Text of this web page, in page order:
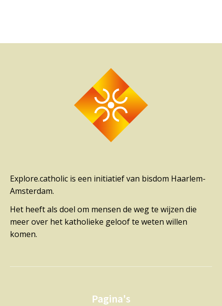
Explore.catholic is een initiatief van bisdom Haarlem-
Amsterdam.
Het heeft als doel om mensen de weg te wijzen die
meer over het katholieke geloof te weten willen
komen.
Pagina's